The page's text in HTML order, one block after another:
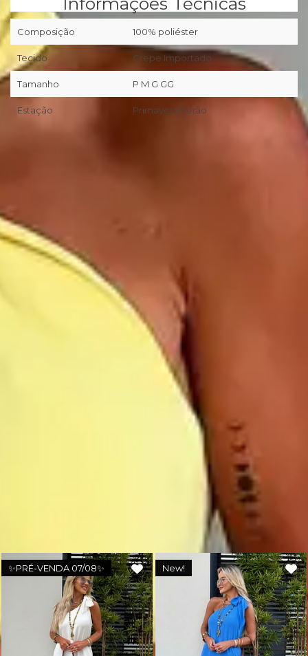
Composição 100% poliéster
Tecido Crepe Importado
Tamanho P M G GG
Estação Primavera/Verão
transportadora/correios para realizar a solicitação formal de
Troca/Devolução.
❖ Pagamento facilitado: 5%OFF à vista no Pix.
Pagamento facilitado: parcele em até 10x sem juros no
cartão. Parcela mínima de R$11.
Pix Parcelado em até 4x sem juros em compras acima de
Frete Grátis em compras a partir de R$299,90.
Você também deve gostar
✨PRÉ-VENDA 07/08✨ New!